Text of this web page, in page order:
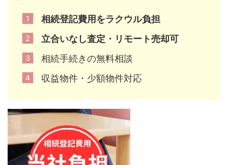
相続登記費用をラクウル負担
立合いなし査定・リモート売却可
相続手続きの無料相談
収益物件・少額物件対応